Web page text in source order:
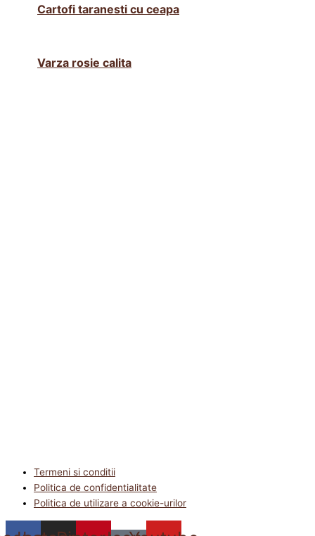
Cartofi taranesti cu ceapa
Varza rosie calita
Termeni si conditii
Politica de confidentialitate
Politica de utilizare a cookie-urilor